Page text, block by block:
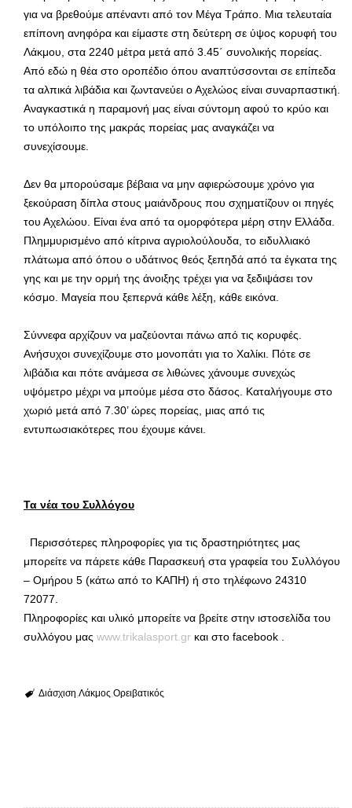
για να βρεθούμε απέναντι από τον Μέγα Τράπο. Μια τελευταία
επίπονη ανηφόρα και είμαστε στη δεύτερη σε ύψος κορυφή του
Λάκμου, στα 2240 μέτρα μετά από 3.45΄ συνολικής πορείας.
Από εδώ η θέα στο οροπέδιο όπου αναπτύσσονται σε επίπεδα
τα αλπικά λιβάδια και ζωντανεύει ο Αχελώος είναι συναρπαστική.
Αναγκαστικά η παραμονή μας είναι σύντομη αφού το κρύο και
το υπόλοιπο της μακράς πορείας μας αναγκάζει να
συνεχίσουμε.
Δεν θα μπορούσαμε βέβαια να μην αφιερώσουμε χρόνο για
ξεκούραση δίπλα στους μαιάνδρους που σχηματίζουν οι πηγές
του Αχελώου. Είναι ένα από τα ομορφότερα μέρη στην Ελλάδα.
Πλημμυρισμένο από κίτρινα αγριολούλουδα, το ειδυλλιακό
πλάτωμα από όπου ο υδάτινος θεός ξεπηδά από τα έγκατα της
γης και με την ορμή της άνοιξης τρέχει για να ξεδιψάσει τον
κόσμο. Μαγεία που ξεπερνά κάθε λέξη, κάθε εικόνα.
Σύννεφα αρχίζουν να μαζεύονται πάνω από τις κορυφές.
Ανήσυχοι συνεχίζουμε στο μονοπάτι για το Χαλίκι. Πότε σε
λιβάδια και πότε ανάμεσα σε λιθώνες χάνουμε συνεχώς
υψόμετρο μέχρι να μπούμε μέσα στο δάσος. Καταλήγουμε στο
χωριό μετά από 7.30’ ώρες πορείας, μιας από τις
εντυπωσιακότερες που έχουμε κάνει.
Τα νέα του Συλλόγου
Περισσότερες πληροφορίες για τις δραστηριότητες μας
μπορείτε να πάρετε κάθε Παρασκευή στα γραφεία του Συλλόγου
– Ομήρου 5 (κάτω από το ΚΑΠΗ) ή στο τηλέφωνο 24310
72077.
Πληροφορίες και υλικό μπορείτε να βρείτε στην ιστοσελίδα του
συλλόγου μας www.trikalasport.gr και στο facebook .
Διάσχιση Λάκμος Ορειβατικός